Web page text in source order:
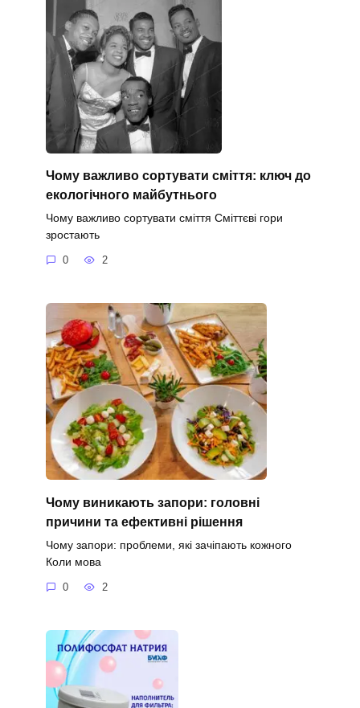
Чому важливо сортувати сміття: ключ до
екологічного майбутнього
Чому важливо сортувати сміття Сміттєві гори
зростають
0 2
Чому виникають запори: головні
причини та ефективні рішення
Чому запори: проблеми, які зачіпають кожного
Коли мова
0 2